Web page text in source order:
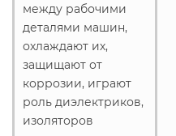
между рабочими
деталями машин,
охлаждают их,
защищают от
коррозии, играют
роль диэлектриков,
изоляторов